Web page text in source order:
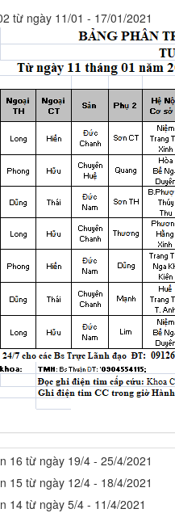
từ ngày 11/01 - 17/01/2021
16 từ ngày 19/4 - 25/4/2021
15 từ ngày 12/4 - 18/4/2021
14 từ ngày 5/4 - 11/4/2021